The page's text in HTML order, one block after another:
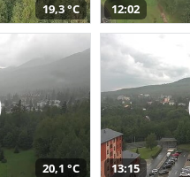
19,3 °C 12:02
20,1 °C 13:15